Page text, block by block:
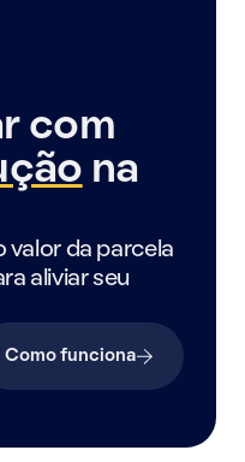
com
na
valor da parcela
aliviar seu
Como funciona